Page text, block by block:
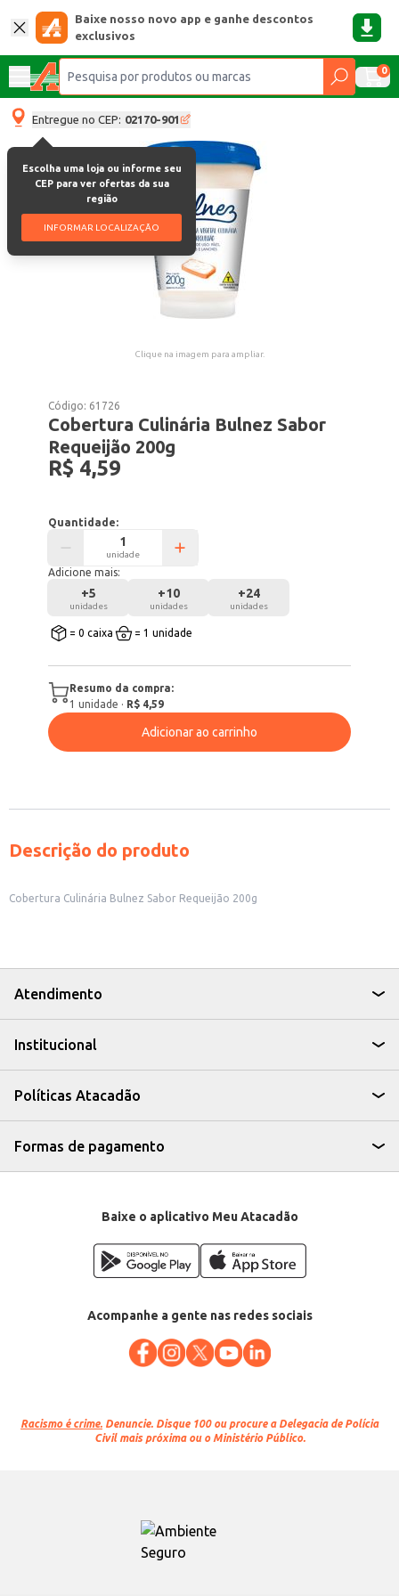
Baixe nosso novo app e ganhe descontos
exclusivos
0
Entregue no CEP: 02170-901
Escolha uma loja ou informe seu
CEP para ver ofertas da sua
região
INFORMAR LOCALIZAÇÃO
Clique na imagem para ampliar.
Código: 61726
Cobertura Culinária Bulnez Sabor
Requeijão 200g
R$ 4,59
Quantidade:
unidade
Adicione mais:
+5
unidades
+10
unidades
+24
unidades
= 0 caixa = 1 unidade
Resumo da compra:
1 unidade · R$ 4,59
Adicionar ao carrinho
Descrição do produto
Cobertura Culinária Bulnez Sabor Requeijão 200g
Atendimento
Institucional
Políticas Atacadão
Formas de pagamento
Baixe o aplicativo Meu Atacadão
Acompanhe a gente nas redes sociais
Racismo é crime. Denuncie. Disque 100 ou procure a Delegacia de Polícia
Civil mais próxima ou o Ministério Público.